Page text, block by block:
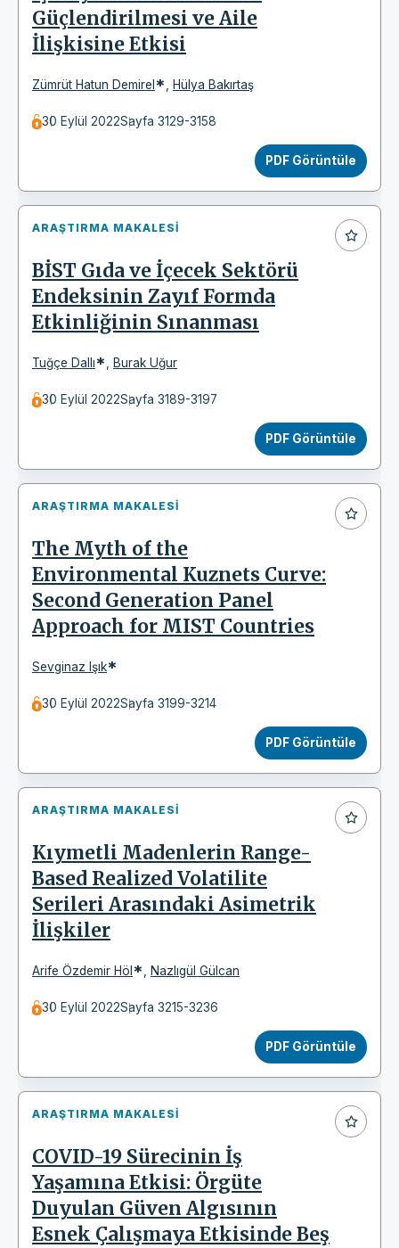
Güçlendirilmesi ve Aile
İlişkisine Etkisi
Zümrüt Hatun Demirel * Hülya Bakırtaş
30 Eylül 2022Sayfa 3129-3158
PDF Görüntüle
ARAŞTIRMA MAKALESI
BİST Gıda ve İçecek Sektörü
Endeksinin Zayıf Formda
Etkinliğinin Sınanması
Tuğçe Dallı* Burak Uğur
30 Eylül 2022Sayfa 3189-3197
PDF Görüntüle
ARAŞTIRMA MAKALESI
The Myth of the
Environmental Kuznets Curve:
Second Generation Panel
Approach for MIST Countries
Sevginaz Işık*
30 Eylül 2022Sayfa 3199-3214
PDF Görüntüle
ARAŞTIRMA MAKALESI
Kıymetli Madenlerin Range-
Based Realized Volatilite
Serileri Arasındaki Asimetrik
İlişkiler
Arife Özdemir Höl * Nazlıgül Gülcan
30 Eylül 2022Sayfa 3215-3236
PDF Görüntüle
ARAŞTIRMA MAKALESI
COVID-19 Sürecinin İş
Yaşamına Etkisi: Örgüte
Duyulan Güven Algısının
Esnek Çalışmaya Etkisinde Beş